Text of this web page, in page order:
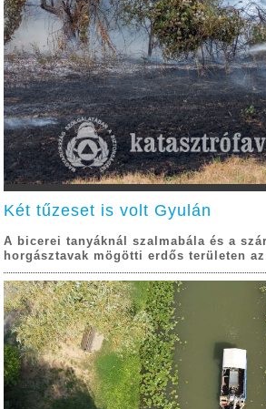
Két tűzeset is volt Gyulán
A bicerei tanyáknál szalmabála és a
horgásztavak mögötti erdős területen